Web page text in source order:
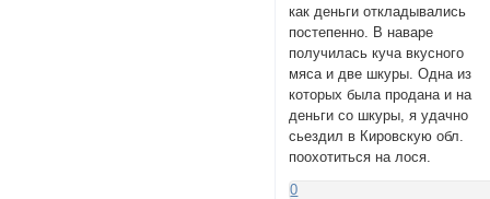
как деньги откладывались
постепенно. В наваре
получилась куча вкусного
мяса и две шкуры. Одна из
которых была продана и на
деньги со шкуры, я удачно
сьездил в Кировскую обл.
поохотиться на лося.
0